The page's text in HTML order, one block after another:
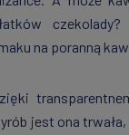
na poranną
jest ona